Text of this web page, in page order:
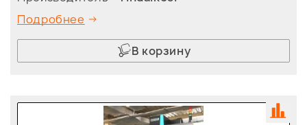
Подробнее
В корзину